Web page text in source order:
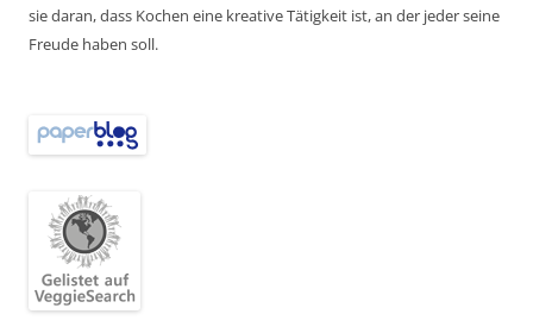
sie daran, dass Kochen eine kreative Tätigkeit ist, an der jeder seine
Freude haben soll.